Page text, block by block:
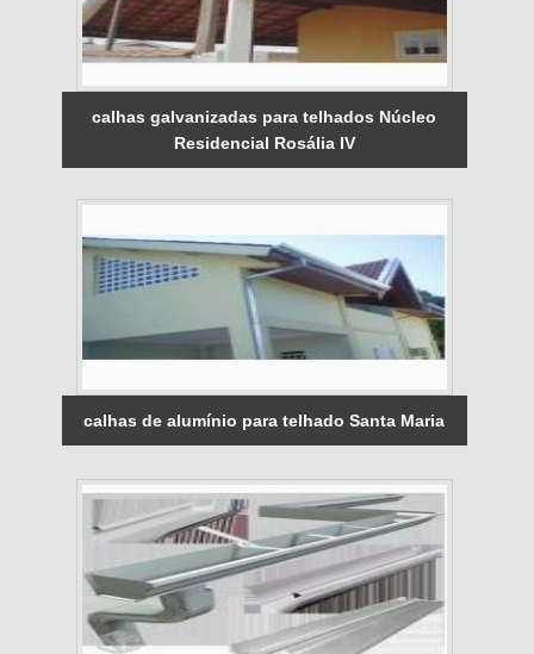
calhas galvanizadas para telhados Núcleo
Residencial Rosália IV
calhas de alumínio para telhado Santa Maria